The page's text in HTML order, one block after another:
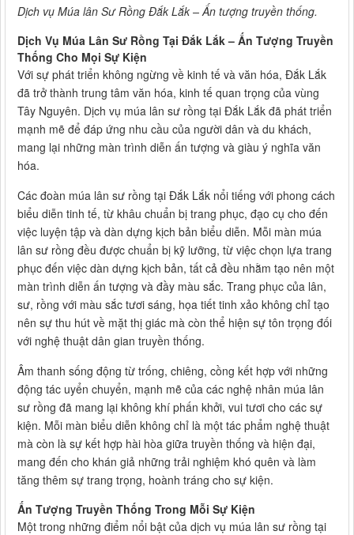
Dịch vụ Múa lân Sư Rồng Đắk Lắk – Ấn tượng truyền thống.
Dịch Vụ Múa Lân Sư Rồng Tại Đắk Lắk – Ấn Tượng Truyền
Thống Cho Mọi Sự Kiện
Với sự phát triển không ngừng về kinh tế và văn hóa, Đắk Lắk
đã trở thành trung tâm văn hóa, kinh tế quan trọng của vùng
Tây Nguyên. Dịch vụ múa lân sư rồng tại Đắk Lắk đã phát triển
mạnh mẽ để đáp ứng nhu cầu của người dân và du khách,
mang lại những màn trình diễn ấn tượng và giàu ý nghĩa văn
hóa.
Các đoàn múa lân sư rồng tại Đắk Lắk nổi tiếng với phong cách
biểu diễn tinh tế, từ khâu chuẩn bị trang phục, đạo cụ cho đến
việc luyện tập và dàn dựng kịch bản biểu diễn. Mỗi màn múa
lân sư rồng đều được chuẩn bị kỹ lưỡng, từ việc chọn lựa trang
phục đến việc dàn dựng kịch bản, tất cả đều nhằm tạo nên một
màn trình diễn ấn tượng và đầy màu sắc. Trang phục của lân,
sư, rồng với màu sắc tươi sáng, họa tiết tinh xảo không chỉ tạo
nên sự thu hút về mặt thị giác mà còn thể hiện sự tôn trọng đối
với nghệ thuật dân gian truyền thống.
Âm thanh sống động từ trống, chiêng, cồng kết hợp với những
động tác uyển chuyển, mạnh mẽ của các nghệ nhân múa lân
sư rồng đã mang lại không khí phấn khởi, vui tươi cho các sự
kiện. Mỗi màn biểu diễn không chỉ là một tác phẩm nghệ thuật
mà còn là sự kết hợp hài hòa giữa truyền thống và hiện đại,
mang đến cho khán giả những trải nghiệm khó quên và làm
tăng thêm sự trang trọng, hoành tráng cho sự kiện.
Ấn Tượng Truyền Thống Trong Mỗi Sự Kiện
Một trong những điểm nổi bật của dịch vụ múa lân sư rồng tại